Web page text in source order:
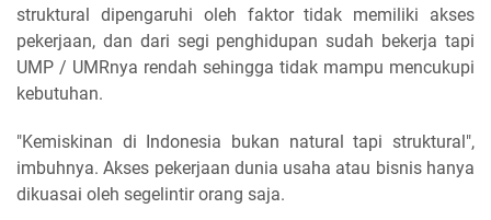
struktural dipengaruhi oleh faktor tidak memiliki akses
pekerjaan, dan dari segi penghidupan sudah bekerja tapi
UMP / UMRnya rendah sehingga tidak mampu mencukupi
kebutuhan.
"Kemiskinan di Indonesia bukan natural tapi struktural",
imbuhnya. Akses pekerjaan dunia usaha atau bisnis hanya
dikuasai oleh segelintir orang saja.